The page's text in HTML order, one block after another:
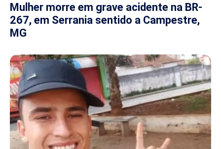
Mulher morre em grave acidente na BR-
267, em Serrania sentido a Campestre,
MG